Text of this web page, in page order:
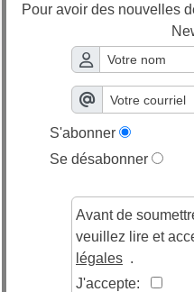
Pour avoir des nouvelles
S'abonner
Se désabonner
Avant de
veuillez lire et
légales .
J'accepte: